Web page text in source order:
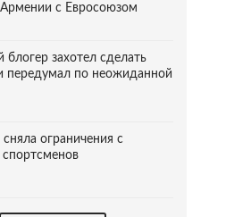
с Евросоюзом
блогер захотел сделать
передумал по неожиданной
ограничения с
спортсменов